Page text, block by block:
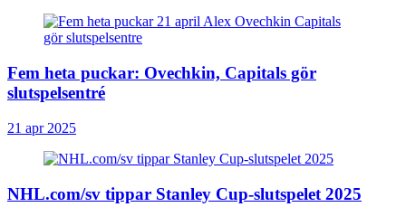
Fem heta puckar: Ovechkin, Capitals gör
slutspelsentré
21 apr 2025
NHL.com/sv tippar Stanley Cup-slutspelet 2025